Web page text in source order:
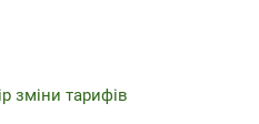
зміни тарифів